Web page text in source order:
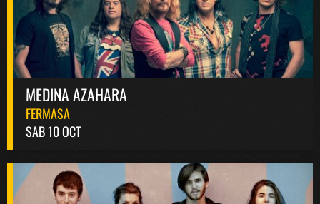
MEDINA AZAHARA
FERMASA
SAB 10 OCT